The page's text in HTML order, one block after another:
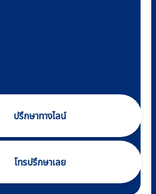
ปรึกษาทางไลน์
โทรปรึกษาเลย